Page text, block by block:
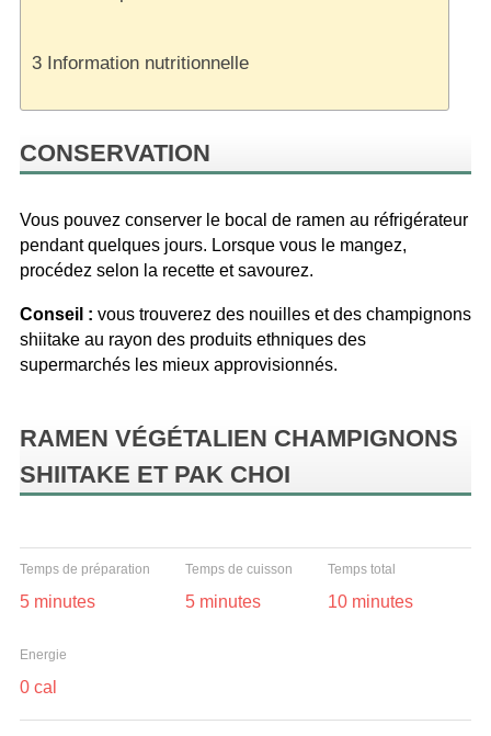
3 Information nutritionnelle
CONSERVATION
Vous pouvez conserver le bocal de ramen au réfrigérateur
pendant quelques jours. Lorsque vous le mangez,
procédez selon la recette et savourez.
Conseil : vous trouverez des nouilles et des champignons
shiitake au rayon des produits ethniques des
supermarchés les mieux approvisionnés.
RAMEN VÉGÉTALIEN CHAMPIGNONS
SHIITAKE ET PAK CHOI
Temps de préparation
5 minutes
Temps de cuisson
5 minutes
Temps total
10 minutes
Energie
0 cal